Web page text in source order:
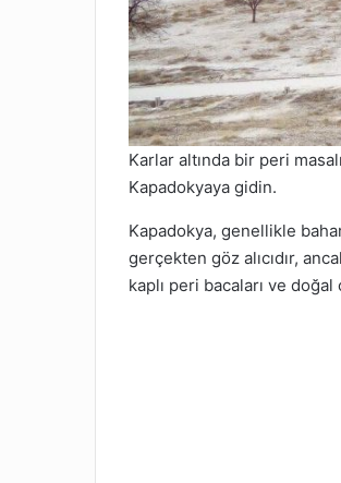
Karlar altında bir peri
Kapadokyaya gidin.
Kapadokya, genellikle
gerçekten göz alıcıdır,
kaplı peri bacaları ve